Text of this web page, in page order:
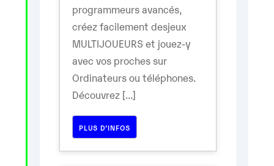
programmeurs avancés,
créez facilement desjeux
MULTIJOUEURS et jouez-y
avec vos proches sur
Ordinateurs ou téléphones.
Découvrez [...]
PLUS D’INFOS